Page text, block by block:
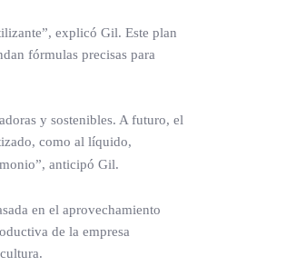
explicó Gil. Este plan
fórmulas precisas para
y sostenibles. A futuro, el
como al líquido,
anticipó Gil.
en el aprovechamiento
de la empresa